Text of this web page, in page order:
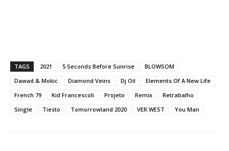
TAGS 2021 5 Seconds Before Sunrise
BLOWSOM
Dawad & Mokic
Diamond Veins Dj Oil
Elements Of A New Life
French 79
Kid Francescoli Projeto Remix
Retrabalho
Single
Tiesto Tomorrowland 2020 VER:WEST You Man